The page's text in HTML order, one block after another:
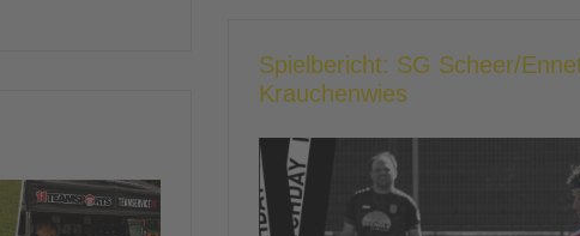
Spielbericht: SG Scheer/
Krauchenwies